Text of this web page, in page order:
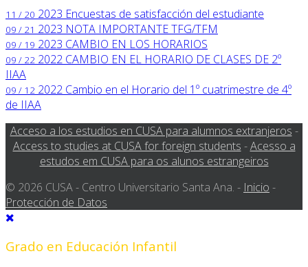
11 / 20 2023 Encuestas de satisfacción del estudiante
09 / 21 2023 NOTA IMPORTANTE TFG/TFM
09 / 19 2023 CAMBIO EN LOS HORARIOS
09 / 22 2022 CAMBIO EN EL HORARIO DE CLASES DE 2º
IIAA
09 / 12 2022 Cambio en el Horario del 1º cuatrimestre de 4º
de IIAA
Acceso a los estudios en CUSA para alumnos extranjeros -
Access to studies at CUSA for foreign students -Acesso a
estudos em CUSA para os alunos estrangeiros
© 2026 CUSA - Centro Universitario Santa Ana. - Inicio -
Protección de Datos
Grado en Educación Infantil